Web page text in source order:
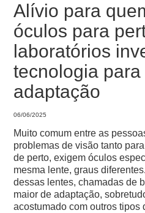
Alívio para
óculos para
laboratórios
tecnologia
adaptação
06/06/2025
Muito comum entre as
problemas de visão tanto
de perto, exigem óculos
mesma lente, graus
dessas lentes, chamadas de
maior de adaptação,
acostumado com outros tipos